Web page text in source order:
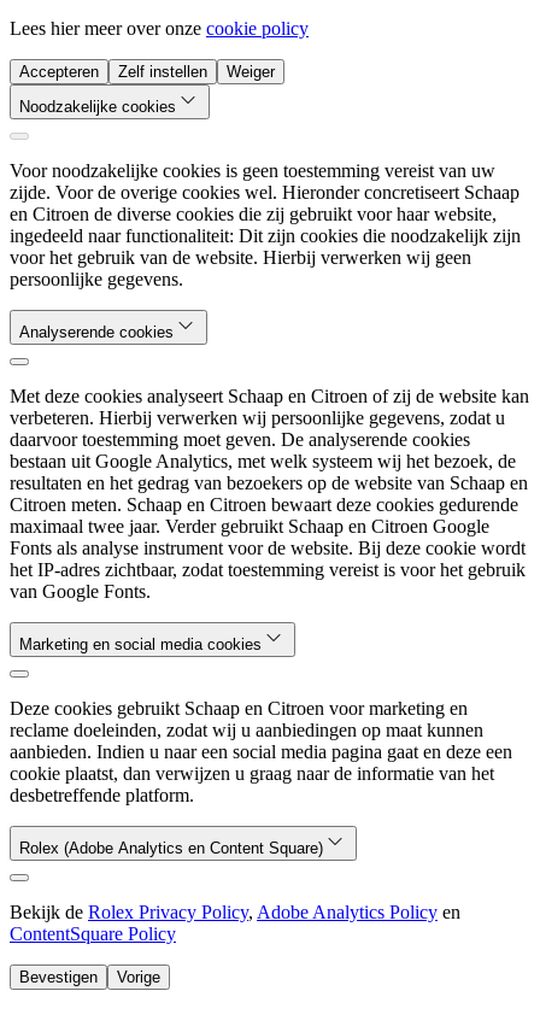
Lees hier meer over onze cookie policy
Accepteren Zelf instellen
Weiger
Noodzakelijke cookies
Voor noodzakelijke cookies is geen toestemming vereist van uw
zijde. Voor de overige cookies wel. Hieronder concretiseert Schaap
en Citroen de diverse cookies die zij gebruikt voor haar website,
ingedeeld naar functionaliteit: Dit zijn cookies die noodzakelijk zijn
voor het gebruik van de website. Hierbij verwerken wij geen
persoonlijke gegevens.
Analyserende cookies
Met deze cookies analyseert Schaap en Citroen of zij de website kan
verbeteren. Hierbij verwerken wij persoonlijke gegevens, zodat u
daarvoor toestemming moet geven. De analyserende cookies
bestaan uit Google Analytics, met welk systeem wij het bezoek, de
resultaten en het gedrag van bezoekers op de website van Schaap en
Citroen meten. Schaap en Citroen bewaart deze cookies gedurende
maximaal twee jaar. Verder gebruikt Schaap en Citroen Google
Fonts als analyse instrument voor de website. Bij deze cookie wordt
het IP-adres zichtbaar, zodat toestemming vereist is voor het gebruik
van Google Fonts.
Marketing en social media cookies
Deze cookies gebruikt Schaap en Citroen voor marketing en
reclame doeleinden, zodat wij u aanbiedingen op maat kunnen
aanbieden. Indien u naar een social media pagina gaat en deze een
cookie plaatst, dan verwijzen u graag naar de informatie van het
desbetreffende platform.
Rolex (Adobe Analytics en Content Square)
Bekijk de Rolex Privacy Policy, Adobe Analytics Policy en
ContentSquare Policy
Bevestigen Vorige